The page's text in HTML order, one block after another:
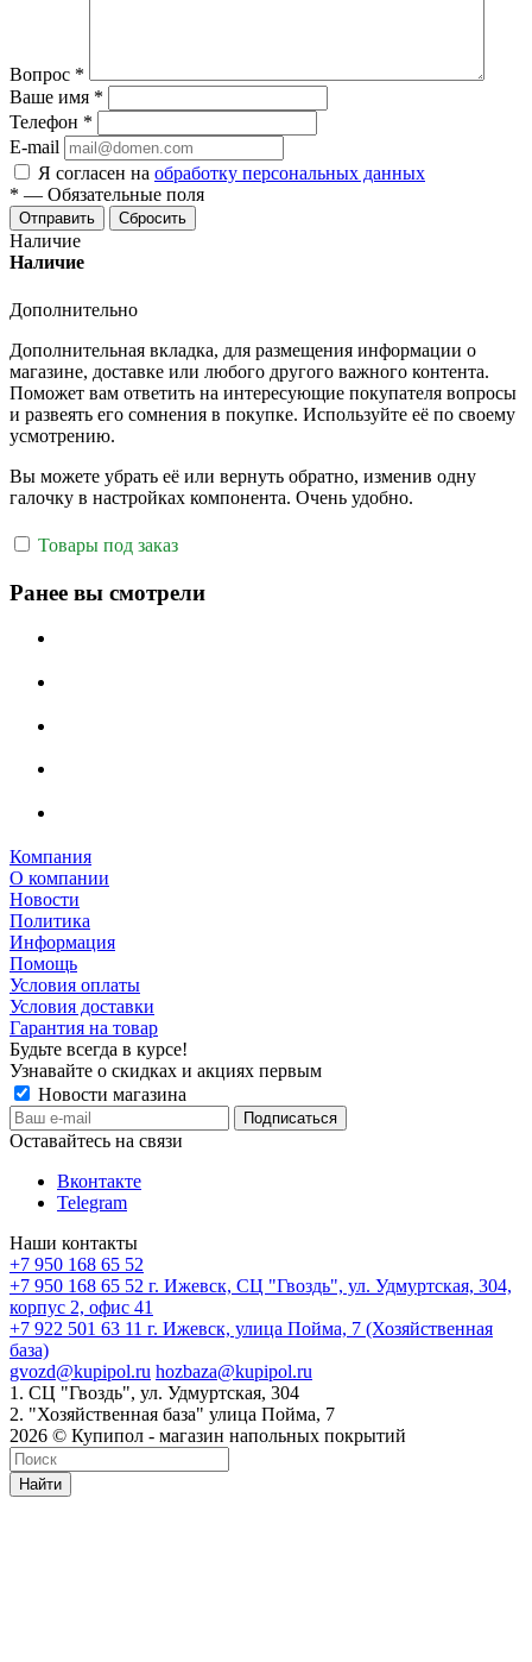
Вопрос *
Ваше имя *
Телефон *
E-mail
Я согласен на обработку персональных данных
* — Обязательные поля
Отправить Сбросить
Наличие
Наличие
Дополнительно
Дополнительная вкладка, для размещения информации о
магазине, доставке или любого другого важного контента.
Поможет вам ответить на интересующие покупателя вопросы
и развеять его сомнения в покупке. Используйте её по своему
усмотрению.
Вы можете убрать её или вернуть обратно, изменив одну
галочку в настройках компонента. Очень удобно.
Товары под заказ
Ранее вы смотрели
Компания
О компании
Новости
Политика
Информация
Помощь
Условия оплаты
Условия доставки
Гарантия на товар
Будьте всегда в курсе!
Узнавайте о скидках и акциях первым
Новости магазина
Оставайтесь на связи
Вконтакте
Telegram
Наши контакты
+7 950 168 65 52
+7 950 168 65 52 г. Ижевск, СЦ "Гвоздь", ул. Удмуртская, 304,
корпус 2, офис 41
+7 922 501 63 11 г. Ижевск, улица Пойма, 7 (Хозяйственная
база)
gvozd@kupipol.ru hozbaza@kupipol.ru
1. СЦ "Гвоздь", ул. Удмуртская, 304
2. "Хозяйственная база" улица Пойма, 7
2026 © Купипол - магазин напольных покрытий
Найти